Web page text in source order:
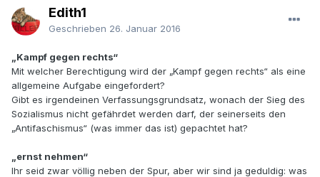
Edith1
Geschrieben 26. Januar 2016
„Kampf gegen rechts“
Mit welcher Berechtigung wird der „Kampf gegen rechts“ als eine
allgemeine Aufgabe eingefordert?
Gibt es irgendeinen Verfassungsgrundsatz, wonach der Sieg des
Sozialismus nicht gefährdet werden darf, der seinerseits den
„Antifaschismus“ (was immer das ist) gepachtet hat?
„ernst nehmen“
Ihr seid zwar völlig neben der Spur, aber wir sind ja geduldig: was